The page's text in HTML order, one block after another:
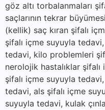
göz altı torbalanmaları
saçlarının tekrar
(kellik) saç kıran şifalı
şifalı içme suyuyla
tedavi, kilo problemleri
nerolojik hastalıklar
şifalı içme suyuyla
tedavi, als şifalı içme
suyuyla tedavi, kulak